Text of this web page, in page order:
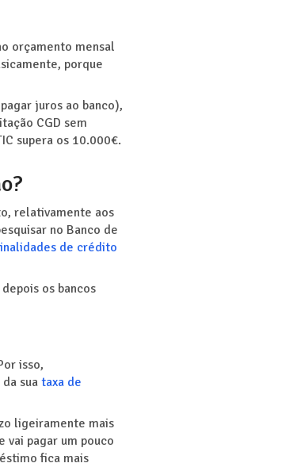
orçamento mensal
porque
juros ao banco),
CGD sem
supera os 10.000€.
relativamente aos
no Banco de
de crédito
os bancos
isso,
sua taxa de
ligeiramente mais
vai pagar um pouco
fica mais